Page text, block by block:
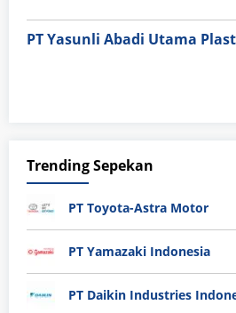
PT Yasunli Abadi Utama
Trending Sepekan
PT Toyota-Astra Motor
PT Yamazaki Indonesia
PT Daikin Industries